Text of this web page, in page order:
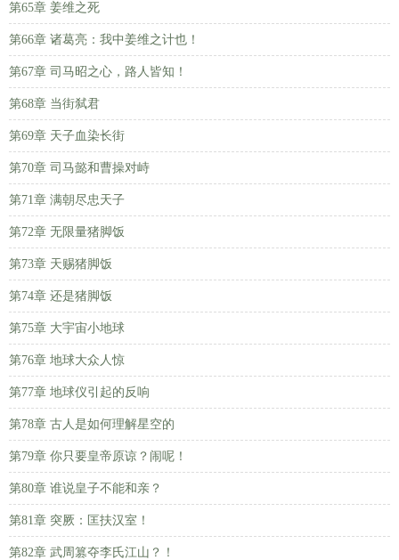
第65章 姜维之死
第66章 诸葛亮：我中姜维之计也！
第67章 司马昭之心，路人皆知！
第68章 当街弑君
第69章 天子血染长街
第70章 司马懿和曹操对峙
第71章 满朝尽忠天子
第72章 无限量猪脚饭
第73章 天赐猪脚饭
第74章 还是猪脚饭
第75章 大宇宙小地球
第76章 地球大众人惊
第77章 地球仪引起的反响
第78章 古人是如何理解星空的
第79章 你只要皇帝原谅？闹呢！
第80章 谁说皇子不能和亲？
第81章 突厥：匡扶汉室！
第82章 武周篡夺李氏江山？！